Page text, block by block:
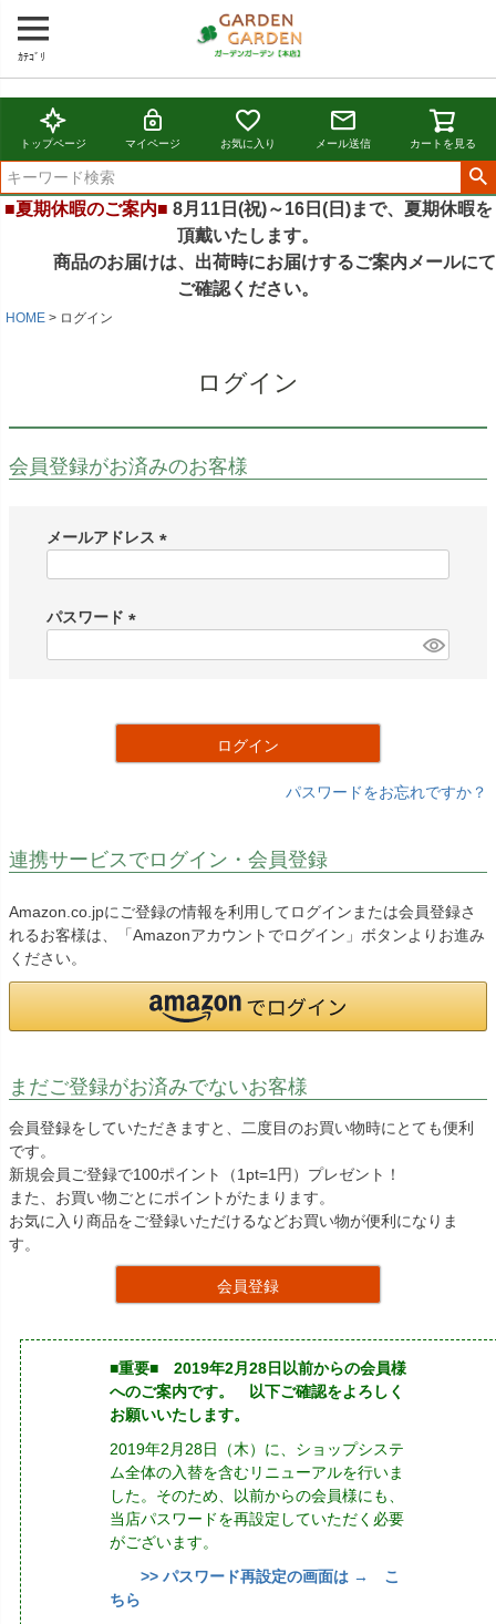
ｶﾃｺﾞﾘ
トップページ マイページ お気に入り メール送信 カートを見る
■夏期休暇のご案内■ 8月11日(祝)～16日(日)まで、夏期休暇を
頂戴いたします。
商品のお届けは、出荷時にお届けするご案内メールにて
ご確認ください。
HOME ログイン
ログイン
会員登録がお済みのお客様
メールアドレス
)
パスワード
ログイン
パスワードをお忘れですか？
連携サービスでログイン・会員登録
Amazon.co.jpにご登録の情報を利用してログインまたは会員登録さ
れるお客様は、「Amazonアカウントでログイン」ボタンよりお進み
ください。
まだご登録がお済みでないお客様
会員登録をしていただきますと、二度目のお買い物時にとても便利
です。
新規会員ご登録で100ポイント（1pt=1円）プレゼント！
また、お買い物ごとにポイントがたまります。
お気に入り商品をご登録いただけるなどお買い物が便利になりま
す。
会員登録
■重要■ 2019年2月28日以前からの会員様
へのご案内です。 以下ご確認をよろしく
お願いいたします。
2019年2月28日（木）に、ショップシステ
ム全体の入替を含むリニューアルを行いま
した。そのため、以前からの会員様にも、
当店パスワードを再設定していただく必要
がございます。
>> パスワード再設定の画面は → こ
ちら